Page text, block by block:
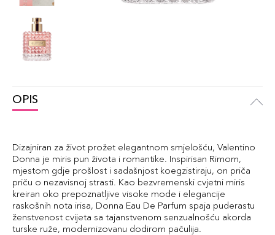
OPIS
Dizajniran za život prožet elegantnom smjelošću, Valentino
Donna je miris pun života i romantike. Inspirisan Rimom,
mjestom gdje prošlost i sadašnjost koegzistiraju, on priča
priču o nezavisnoj strasti. Kao bezvremenski cvjetni miris
kreiran oko prepoznatljive visoke mode i elegancije
raskošnih nota irisa, Donna Eau De Parfum spaja puderastu
ženstvenost cvijeta sa tajanstvenom senzualnošću akorda
turske ruže, modernizovanu dodirom pačulija.